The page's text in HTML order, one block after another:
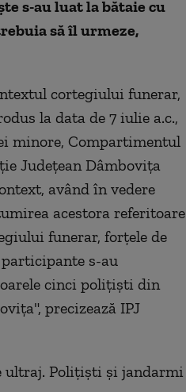
s-au luat la bătaie cu
să îl urmeze,
cortegiului funerar,
la data de 7 iulie a.c.,
minore, Compartimentul
Judeţean Dâmboviţa
având în vedere
acestora referitoare
funerar, forţele de
s-au
cinci poliţişti din
precizează IPJ
ultraj. Poliţişti şi jandarmi